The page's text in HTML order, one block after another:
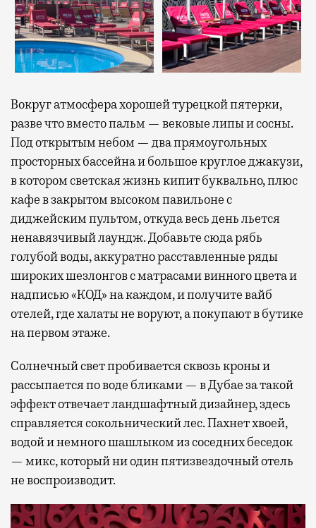
Вокруг атмосфера хорошей турецкой пятерки,
разве что вместо пальм — вековые липы и сосны.
Под открытым небом — два прямоугольных
просторных бассейна и большое круглое джакузи,
в котором светская жизнь кипит буквально, плюс
кафе в закрытом высоком павильоне с
диджейским пультом, откуда весь день льется
ненавязчивый лаундж. Добавьте сюда рябь
голубой воды, аккуратно расставленные ряды
широких шезлонгов с матрасами винного цвета и
надписью «КОД» на каждом, и получите вайб
отелей, где халаты не воруют, а покупают в бутике
на первом этаже.
Солнечный свет пробивается сквозь кроны и
рассыпается по воде бликами — в Дубае за такой
эффект отвечает ландшафтный дизайнер, здесь
справляется сокольнический лес. Пахнет хвоей,
водой и немного шашлыком из соседних беседок
— микс, который ни один пятизвездочный отель
не воспроизводит.